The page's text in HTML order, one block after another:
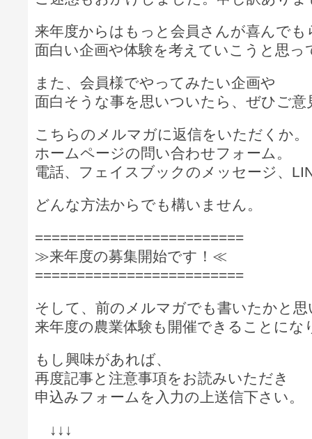
来年度からはもっと会員さんが喜んで
面白い企画や体験を考えていこうと思っ
また、会員様でやってみたい企画や
面白そうな事を思いついたら、ぜひご意
こちらのメルマガに返信をいただくか。
ホームページの問い合わせフォーム。
電話、フェイスブックのメッセージ、
どんな方法からでも構いません。
=========================
≫来年度の募集開始です！≪
=========================
そして、前のメルマガでも書いたかと
来年度の農業体験も開催できることにな
もし興味があれば、
再度記事と注意事項をお読みいただき
申込みフォームを入力の上送信下さい。
↓↓↓